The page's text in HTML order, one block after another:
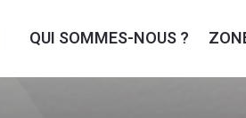
QUI SOMMES-NOUS ?